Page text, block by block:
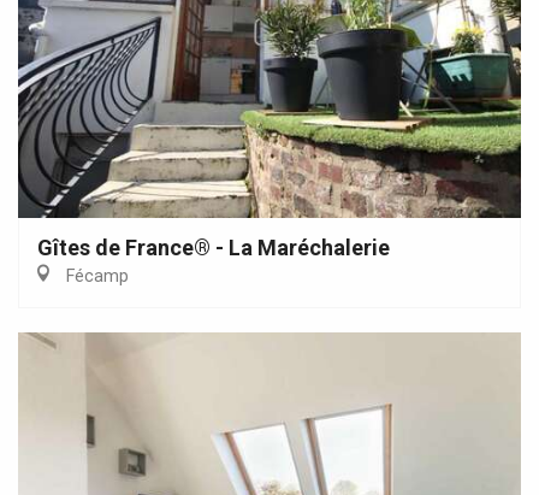
Gîtes de France® - La Maréchalerie
Fécamp